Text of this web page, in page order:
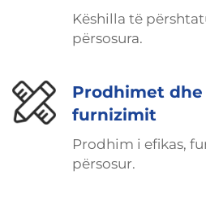
Këshilla të
përsosura.
Prodhimet
furnizimit
Prodhim i efikas,
përsosur.